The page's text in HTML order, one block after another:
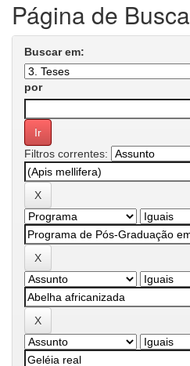
Página de Busca
Buscar em:
por
Filtros correntes: